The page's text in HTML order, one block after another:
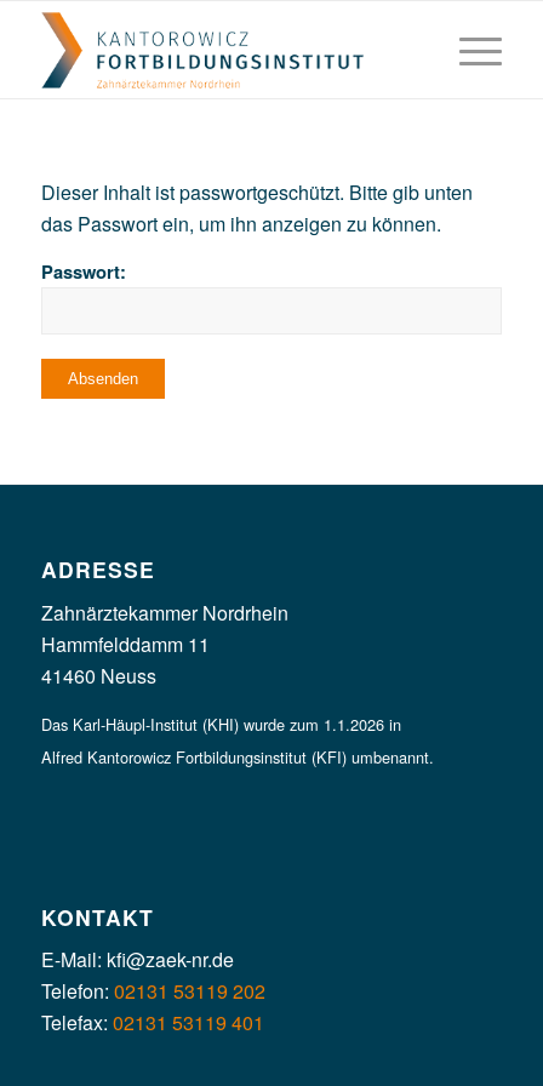
Dieser Inhalt ist passwortgeschützt. Bitte gib unten
das Passwort ein, um ihn anzeigen zu können.
Passwort:
ADRESSE
Zahnärztekammer Nordrhein
Hammfelddamm 11
41460 Neuss
Das Karl-Häupl-Institut (KHI) wurde zum 1.1.2026 in
Alfred Kantorowicz Fortbildungsinstitut (KFI) umbenannt.
KONTAKT
E-Mail: kfi@zaek-nr.de
Telefon: 02131 53119 202
Telefax: 02131 53119 401